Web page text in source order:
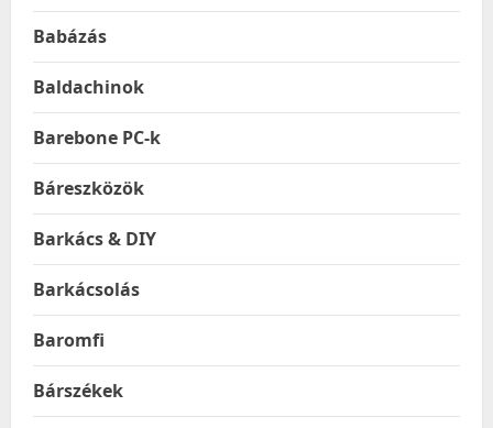
Babázás
Baldachinok
Barebone PC-k
Báreszközök
Barkács & DIY
Barkácsolás
Baromfi
Bárszékek